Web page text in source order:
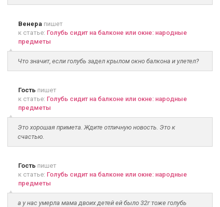
Венера пишет
к статье: Голубь сидит на балконе или окне: народные
предметы
Что значит, если голубь задел крылом окно балкона и улетел?
Гость пишет
к статье: Голубь сидит на балконе или окне: народные
предметы
Это хорошая примета. Ждите отличную новость. Это к
счастью.
Гость пишет
к статье: Голубь сидит на балконе или окне: народные
предметы
а у нас умерла мама двоих детей ей было 32г тоже голубь